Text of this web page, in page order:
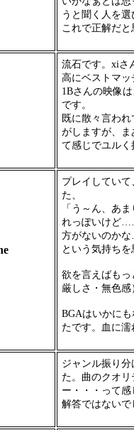
うと聞く人を
これで正解だ
流石です。xiさ
高にベストマ
1Bさんの映像
です。
既に散々言わ
がしますが、
て感じでユル
プレイしてい
た、
「う～ん、あ
れっぽいけど
方がないのか
という気持ち
欲を言えばも
厳しさ・無色
BGAはいかに
たです。血に
ジャンル振り
た。曲のクオ
ー・・・って
解答ではないで